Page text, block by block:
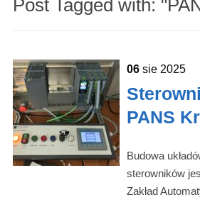
Post Tagged with:
06 sie 2025
PANS
Budowa
sterowników
Zakład